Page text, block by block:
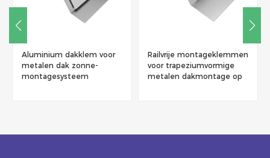
Aluminium dakklem voor
metalen dak zonne-
montagesysteem
Railvrije montageklemmen
voor trapeziumvormige
metalen dakmontage op